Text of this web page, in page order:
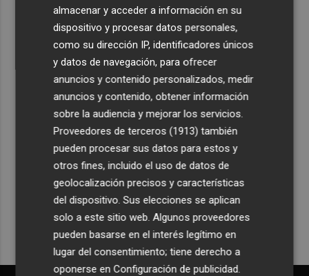
Castelló acelera el montaje de la infraestructura en las
playas y el Planetari del eclipse para convertirlo en "un
evento histórico"
Recibe toda la actualidad de
Plaza Podcast en tu correo
Quiero suscribirme
almacenar y acceder a información en su
dispositivo y procesar datos personales,
como su dirección IP, identificadores únicos
y datos de navegación, para ofrecer
anuncios y contenido personalizados, medir
anuncios y contenido, obtener información
sobre la audiencia y mejorar los servicios.
Proveedores de terceros (1913) también
pueden procesar sus datos para estos y
otros fines, incluido el uso de datos de
geolocalización precisos y características
del dispositivo. Sus elecciones se aplican
solo a este sitio web. Algunos proveedores
pueden basarse en el interés legítimo en
lugar del consentimiento; tiene derecho a
oponerse enConfiguración de publicidad